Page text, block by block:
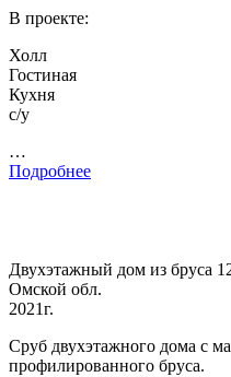
В проекте:
Холл
Гостиная
Кухня
с/у
…
Подробнее
Двухэтажный дом из бруса
Омской обл.
2021г.
Сруб двухэтажного дома с
профилированного бруса.